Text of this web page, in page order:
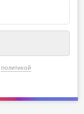
политикой